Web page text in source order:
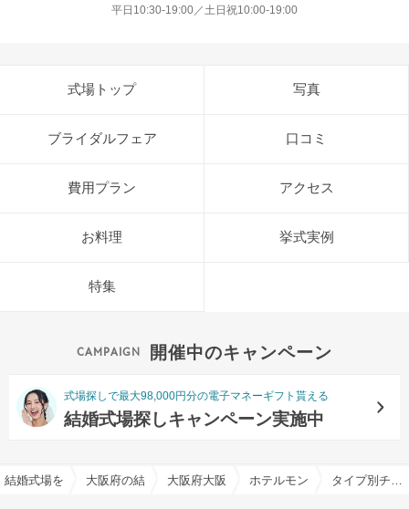
平日10:30-19:00／土日祝10:00-19:00
式場トップ 写真
ブライダルフェア 口コミ
費用プラン アクセス
お料理 挙式実例
特集
開催中のキャンペーン
式場探しで最大98,000円分の電子マネーギフト貰える
結婚式場探しキャンペーン実施中
結婚式場を探すならハナユメ
大阪府の結婚式場一覧大阪府大阪市の結婚式場一覧ホテルモントレ大阪で結婚式